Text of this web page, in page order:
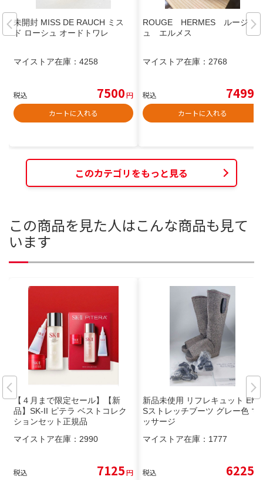
未開封 MISS DE RAUCH ミス
ド ローシュ オードトワレ
マイストア在庫： 4258
税込 7500円
カートに入れる
ROUGE HERMES ルージ
ュ エルメス
マイストア在庫： 2768
税込 7499
カートに入れる
このカテゴリをもっと見る
この商品を見た人はこんな商品も見て
います
【４月まで限定セール】【新
品】SK-II ピテラ ベストコレク
ションセット正規品
マイストア在庫： 2990
税込 7125円
新品未使用 リフレキュット EM
Sストレッチブーツ グレー色 マ
ッサージ
マイストア在庫： 1777
税込 6225